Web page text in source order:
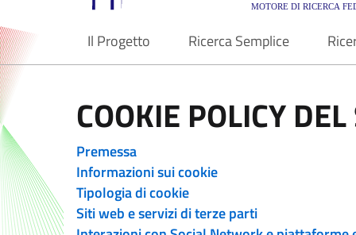
Normattiva
Il Progetto
current Ricerca Semplice
COOKIE POLICY
Premessa
Informazioni sui cookie
Tipologia di cookie
Siti web e servizi di terze parti